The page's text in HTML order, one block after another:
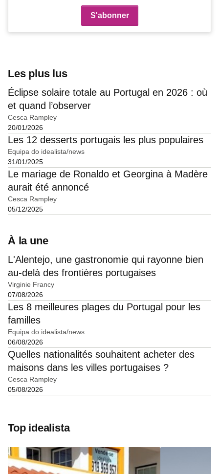
Les plus lus
Éclipse solaire totale au Portugal en 2026 : où
et quand l’observer
Cesca Rampley
20/01/2026
Les 12 desserts portugais les plus populaires
Equipa do idealista/news
31/01/2025
Le mariage de Ronaldo et Georgina à Madère
aurait été annoncé
Cesca Rampley
05/12/2025
À la une
L'Alentejo, une gastronomie qui rayonne bien
au-delà des frontières portugaises
Virginie Francy
07/08/2026
Les 8 meilleures plages du Portugal pour les
familles
Equipa do idealista/news
06/08/2026
Quelles nationalités souhaitent acheter des
maisons dans les villes portugaises ?
Cesca Rampley
05/08/2026
Top idealista